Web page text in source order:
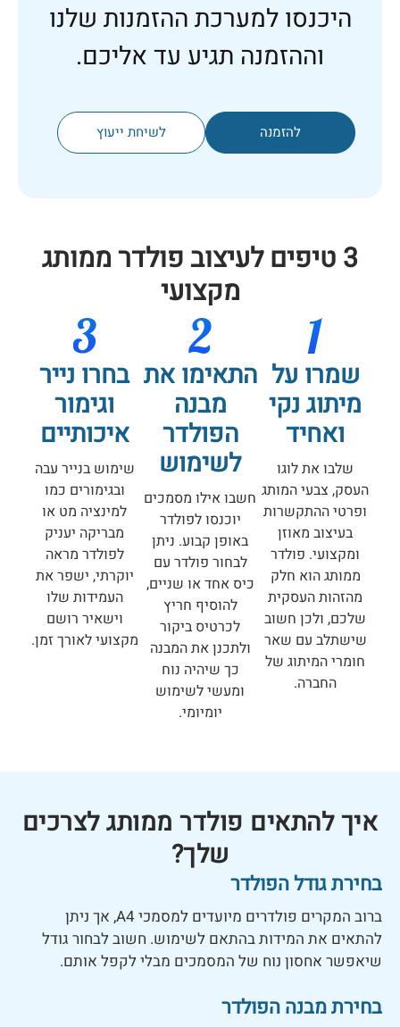
היכנסו למערכת ההזמנות שלנו
וההזמנה תגיע עד אליכם.
להזמנה לשיחת ייעוץ
3 טיפים לעיצוב פולדר ממותג
מקצועי
שמרו על
מיתוג נקי
ואחיד
שלבו את לוגו
העסק, צבעי המותג
ופרטי ההתקשרות
בעיצוב מאוזן
ומקצועי. פולדר
ממותג הוא חלק
מהזהות העסקית
שלכם, ולכן חשוב
שישתלב עם שאר
חומרי המיתוג של
החברה.
התאימו את
מבנה
הפולדר
לשימוש
חשבו אילו מסמכים
יוכנסו לפולדר
באופן קבוע. ניתן
לבחור פולדר עם
כיס אחד או שניים,
להוסיף חריץ
לכרטיס ביקור
ולתכנן את המבנה
כך שיהיה נוח
ומעשי לשימוש
יומיומי.
בחרו נייר
וגימור
איכותיים
שימוש בנייר עבה
ובגימורים כמו
למינציה מט או
מבריקה יעניק
לפולדר מראה
יוקרתי, ישפר את
העמידות שלו
וישאיר רושם
מקצועי לאורך זמן.
איך להתאים פולדר ממותג לצרכים
שלך?
בחירת גודל הפולדר
ברוב המקרים פולדרים מיועדים למסמכי A4, אך ניתן
להתאים את המידות בהתאם לשימוש. חשוב לבחור גודל
שיאפשר אחסון נוח של המסמכים מבלי לקפל אותם.
בחירת מבנה הפולדר